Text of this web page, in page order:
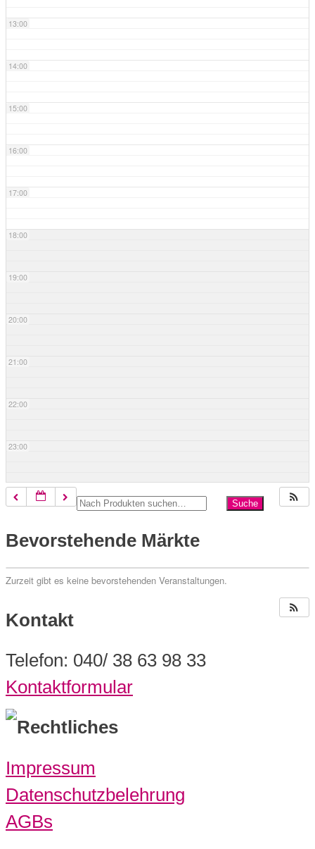
13:00
14:00
15:00
16:00
17:00
18:00
19:00
20:00
21:00
22:00
23:00
Bevorstehende Märkte
Zurzeit gibt es keine bevorstehenden Veranstaltungen.
Kontakt
Telefon: 040/ 38 63 98 33
Kontaktformular
Rechtliches
Impressum
Datenschutzbelehrung
AGBs